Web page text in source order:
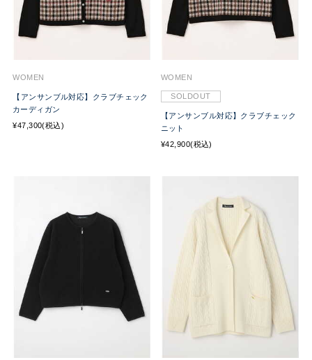
WOMEN
【アンサンブル対応】クラブチェック
カーディガン
¥47,300(税込)
WOMEN
SOLDOUT
【アンサンブル対応】クラブチェック
ニット
¥42,900(税込)